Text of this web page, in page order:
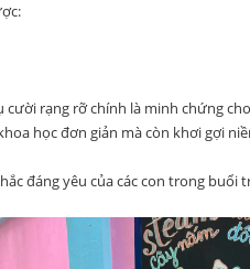
rạng rỡ chính là minh chứng
học đơn giản mà còn khơi gợi
đáng yêu của các con trong buổi